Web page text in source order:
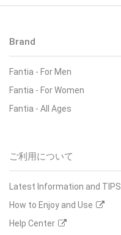
Brand
Fantia - For Men
Fantia - For Women
Fantia - All Ages
ご利用について
Latest Information and TIPS
How to Enjoy and Use
Help Center